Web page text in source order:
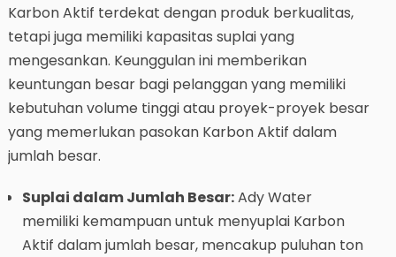
Karbon Aktif terdekat dengan produk berkualitas,
tetapi juga memiliki kapasitas suplai yang
mengesankan. Keunggulan ini memberikan
keuntungan besar bagi pelanggan yang memiliki
kebutuhan volume tinggi atau proyek-proyek besar
yang memerlukan pasokan Karbon Aktif dalam
jumlah besar.
Suplai dalam Jumlah Besar:Ady Water
memiliki kemampuan untuk menyuplai Karbon
Aktif dalam jumlah besar, mencakup puluhan ton